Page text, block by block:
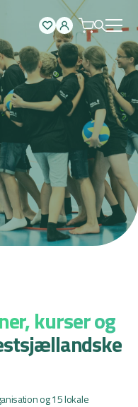
kurser og
og 15 lokale